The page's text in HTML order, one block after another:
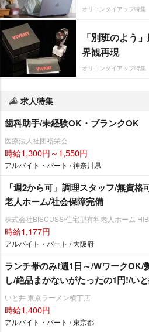
オリコンタイアップ特集
「別班のよう
界観再現
オリコンタイアップ特集
求人特集
歯科助手/未経験OK・ブランクOK
医療法人社団裕栄会
時給1,300円～1,550円
アルバイト・パート / 神奈川県
「週2から可」調理スタッフ/無資
老人ホーム/社会保障完備
株式会社BISCUSS/住宅型有料老人ホーム
時給1,177円
アルバイト・パート / 大阪府
ランチ帯のみ!週1日～/WワークOK/
し/絶品まかないがたったの1円!/い
いと井 東京ラーメン横丁店
時給1,400円
アルバイト・パート / 東京都